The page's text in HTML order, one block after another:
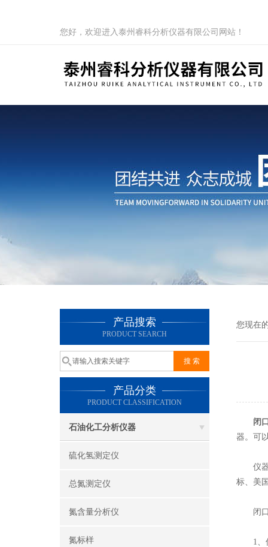
您好，欢迎进入泰州睿科分析仪器有限公司网站！
产品搜索
PRODUCT SEARCH
产品分类
PRODUCT CLASSIFICATION
石油化工分析仪器
硫化氢测定仪
总氮测定仪
氮含量分析仪
氮标样
您现在
闭
器。可
仪器
标、美
闭口
1、仪